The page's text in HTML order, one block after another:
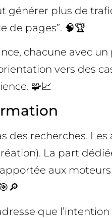
plus de
de pages”. 🧠🏆
chacune avec
vers des
🧩📈
des recherches.
La part
aux
que